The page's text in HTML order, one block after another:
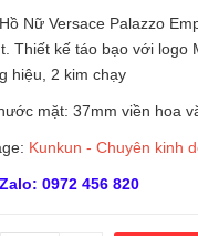
Nữ Versace Palazzo
Thiết kế táo bạo với logo
hiệu, 2 kim chạy
mặt: 37mm viền hoa
Kunkun - Chuyên kinh
0972 456 820